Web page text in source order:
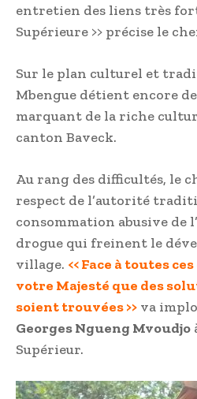
entretien des liens très
Supérieure >> précise le
Sur le plan culturel et
Mbengue détient encore
marquant de la riche
canton Baveck.
Au rang des difficultés, le
respect de l’autorité
consommation abusive de
drogue qui freinent le
village. << Face à toutes
votre Majesté que des
soient trouvées >> va
Georges Ngueng Mvoudjo
Supérieur.